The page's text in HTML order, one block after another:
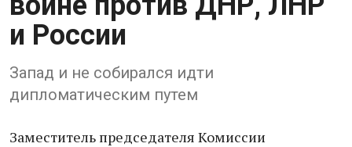
и России
Запад и не собирался идти
дипломатическим путем
Заместитель председателя Комиссии